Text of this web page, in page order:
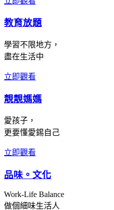
教育放題
學習不限地方，
盡在生活中
立即觀看
靚靚媽媽
愛孩子，
更要懂愛錫自己
立即觀看
品味。文化
Work-Life Balance
做個細味生活人